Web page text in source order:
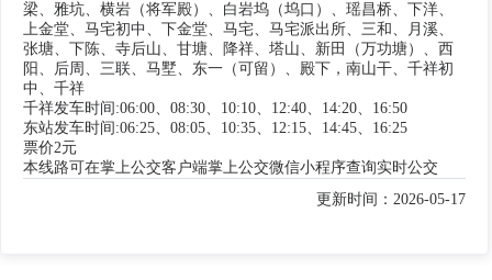
梁、雅坑、横岩（将军殿）、白岩坞（坞口）、瑶昌桥、下洋、
上金堂、马宅初中、下金堂、马宅、马宅派出所、三和、月溪、
张塘、下陈、寺后山、甘塘、降祥、塔山、新田（万功塘）、西
阳、后周、三联、马墅、东一（可留）、殿下，南山干、千祥初
中、千祥
千祥发车时间:06:00、08:30、10:10、12:40、14:20、16:50
东站发车时间:06:25、08:05、10:35、12:15、14:45、16:25
票价2元
本线路可在掌上公交客户端掌上公交微信小程序查询实时公交
更新时间：2026-05-17